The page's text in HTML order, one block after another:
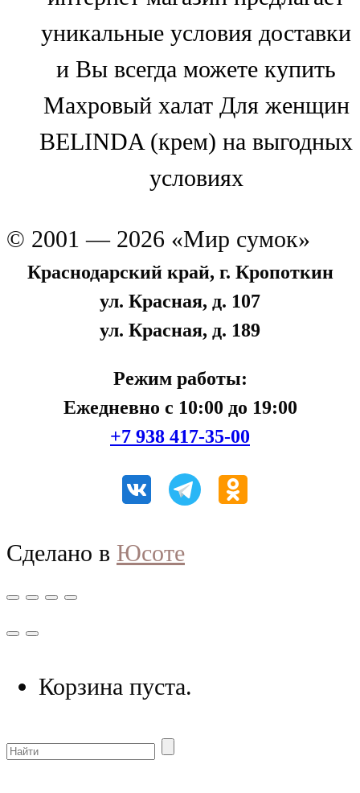
уникальные условия доставки
и Вы всегда можете купить
Махровый халат Для женщин
BELINDA (крем) на выгодных
условиях
© 2001 — 2026 «Мир сумок»
Краснодарский край, г. Кропоткин
ул. Красная, д. 107
ул. Красная, д. 189
Режим работы:
Ежедневно с 10:00 до 19:00
+7 938 417-35-00
Сделано в Юсоте
Корзина пуста.